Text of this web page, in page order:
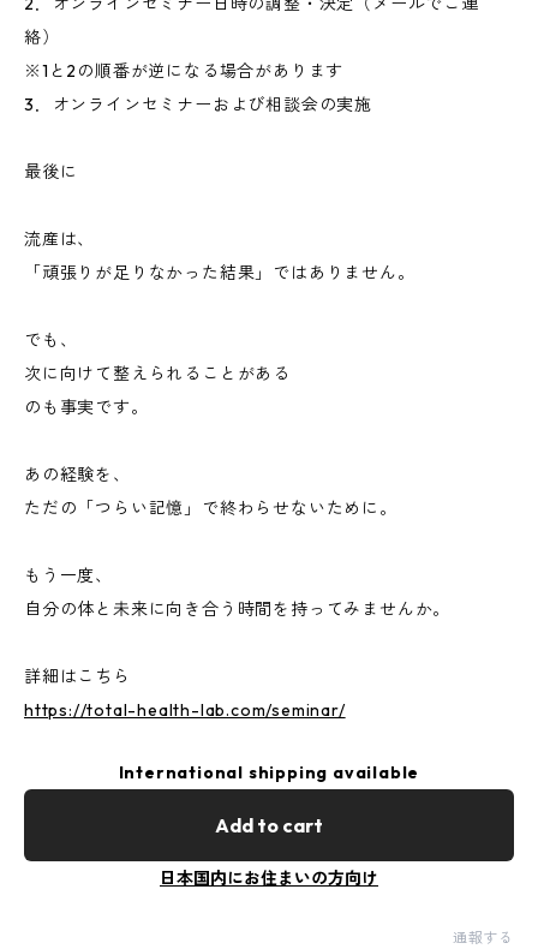
絡）
※1と2の順番が逆になる場合があります
3．オンラインセミナーおよび相談会の実施
最後に
流産は、
「頑張りが足りなかった結果」ではありません。
でも、
次に向けて整えられることがある
のも事実です。
あの経験を、
ただの「つらい記憶」で終わらせないために。
もう一度、
自分の体と未来に向き合う時間を持ってみませんか。
詳細はこちら
https://total-health-lab.com/seminar/
International shipping available
Add to cart
日本国内にお住まいの方向け
通報する